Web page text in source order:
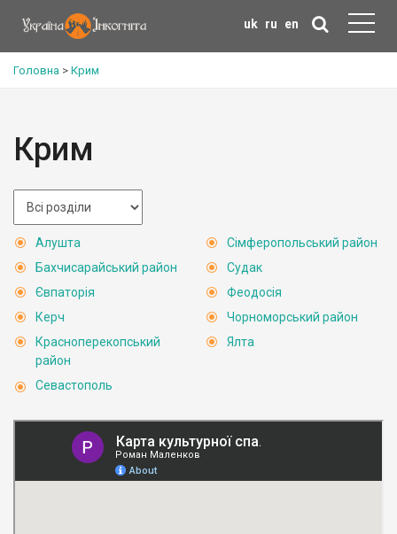
uk ru en
Головна > Крим
Крим
Алушта
Бахчисарайський район
Євпаторія
Керч
Красноперекопський
район
Севастополь
Сімферопольський район
Судак
Феодосія
Чорноморський район
Ялта